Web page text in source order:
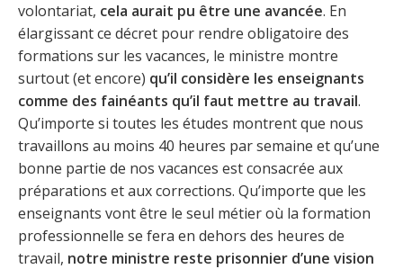
volontariat, cela aurait pu être une avancée. En
élargissant ce décret pour rendre obligatoire des
formations sur les vacances, le ministre montre
surtout (et encore) qu’il considère les enseignants
comme des fainéants qu’il faut mettre au travail.
Qu’importe si toutes les études montrent que nous
travaillons au moins 40 heures par semaine et qu’une
bonne partie de nos vacances est consacrée aux
préparations et aux corrections. Qu’importe que les
enseignants vont être le seul métier où la formation
professionnelle se fera en dehors des heures de
travail, notre ministre reste prisonnier d’une vision